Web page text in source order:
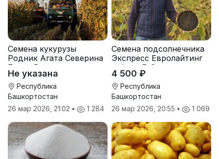
Семена кукурузы
Родник Агата Северина
Берта Вилора
Прохладненский Дарина
Росс Машук Катерина
Не указана
Республика
Башкортостан
26 мар 2026, 21:02 • 1 284
Семена подсолнечника
Экспресс Евролайтинг
гибрид F-G+
4 500 ₽
Республика
Башкортостан
26 мар 2026, 20:55 • 1 069